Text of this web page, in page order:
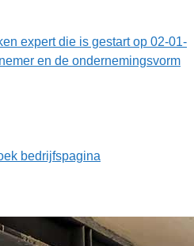
expert die is gestart op 02-01-
en de ondernemingsvorm
bedrijfspagina